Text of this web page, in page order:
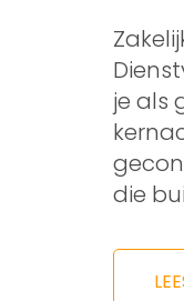
je als
die